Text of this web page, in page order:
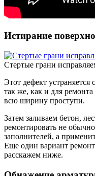
Истирание
Стертые грани
Этот дефект
так же, как и для
всю ширину проступи.
Затем заливаем бетон,
ремонтировать не
заполнителей, а
Еще один вариант
расскажем ниже.